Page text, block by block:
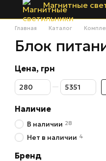
Магнитные
Главная Каталог
Блок
Цена, грн
От Цена, грн
До Цена, грн
Наличие
В наличии 28
Нет в наличии 4
Бренд